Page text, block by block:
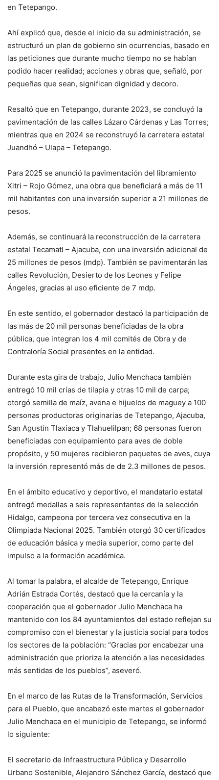
en Tetepango.
Ahí explicó que, desde el inicio de su administración, se
estructuró un plan de gobierno sin ocurrencias, basado en
las peticiones que durante mucho tiempo no se habían
podido hacer realidad; acciones y obras que, señaló, por
pequeñas que sean, significan dignidad y decoro.
Resaltó que en Tetepango, durante 2023, se concluyó la
pavimentación de las calles Lázaro Cárdenas y Las Torres;
mientras que en 2024 se reconstruyó la carretera estatal
Juandhó – Ulapa – Tetepango.
Para 2025 se anunció la pavimentación del libramiento
Xitri – Rojo Gómez, una obra que beneficiará a más de 11
mil habitantes con una inversión superior a 21 millones de
pesos.
Además, se continuará la reconstrucción de la carretera
estatal Tecamatl – Ajacuba, con una inversión adicional de
25 millones de pesos (mdp). También se pavimentarán las
calles Revolución, Desierto de los Leones y Felipe
Ángeles, gracias al uso eficiente de 7 mdp.
En este sentido, el gobernador destacó la participación de
las más de 20 mil personas beneficiadas de la obra
pública, que integran los 4 mil comités de Obra y de
Contraloría Social presentes en la entidad.
Durante esta gira de trabajo, Julio Menchaca también
entregó 10 mil crías de tilapia y otras 10 mil de carpa;
otorgó semilla de maíz, avena e hijuelos de maguey a 100
personas productoras originarias de Tetepango, Ajacuba,
San Agustín Tlaxiaca y Tlahuelilpan; 68 personas fueron
beneficiadas con equipamiento para aves de doble
propósito, y 50 mujeres recibieron paquetes de aves, cuya
la inversión representó más de de 2.3 millones de pesos.
En el ámbito educativo y deportivo, el mandatario estatal
entregó medallas a seis representantes de la selección
Hidalgo, campeona por tercera vez consecutiva en la
Olimpiada Nacional 2025. También otorgó 30 certificados
de educación básica y media superior, como parte del
impulso a la formación académica.
Al tomar la palabra, el alcalde de Tetepango, Enrique
Adrián Estrada Cortés, destacó que la cercanía y la
cooperación que el gobernador Julio Menchaca ha
mantenido con los 84 ayuntamientos del estado reflejan su
compromiso con el bienestar y la justicia social para todos
los sectores de la población: “Gracias por encabezar una
administración que prioriza la atención a las necesidades
más sentidas de los pueblos”, aseveró.
En el marco de las Rutas de la Transformación, Servicios
para el Pueblo, que encabezó este martes el gobernador
Julio Menchaca en el municipio de Tetepango, se informó
lo siguiente:
El secretario de Infraestructura Pública y Desarrollo
Urbano Sostenible, Alejandro Sánchez García, destacó que